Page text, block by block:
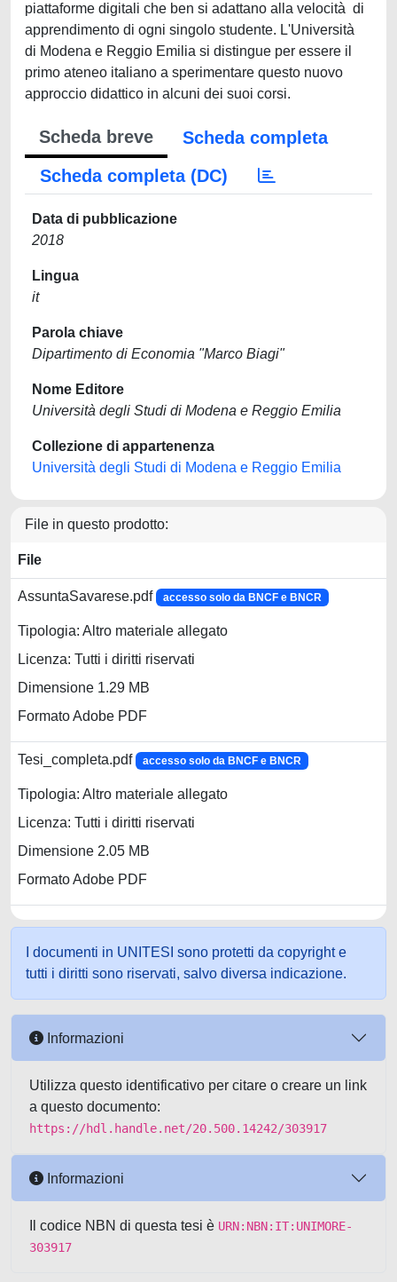
piattaforme digitali che ben si adattano alla velocità di
apprendimento di ogni singolo studente. L'Università
di Modena e Reggio Emilia si distingue per essere il
primo ateneo italiano a sperimentare questo nuovo
approccio didattico in alcuni dei suoi corsi.
Scheda breve
Scheda completa
Scheda completa (DC)
Data di pubblicazione
2018
Lingua
it
Parola chiave
Dipartimento di Economia "Marco Biagi"
Nome Editore
Università degli Studi di Modena e Reggio Emilia
Collezione di appartenenza
Università degli Studi di Modena e Reggio Emilia
File in questo prodotto:
File
AssuntaSavarese.pdf accesso solo da BNCF e BNCR
Tipologia: Altro materiale allegato
Licenza: Tutti i diritti riservati
Dimensione 1.29 MB
Formato Adobe PDF
Tesi_completa.pdf accesso solo da BNCF e BNCR
Tipologia: Altro materiale allegato
Licenza: Tutti i diritti riservati
Dimensione 2.05 MB
Formato Adobe PDF
I documenti in UNITESI sono protetti da copyright e
tutti i diritti sono riservati, salvo diversa indicazione.
Informazioni
Utilizza questo identificativo per citare o creare un link
a questo documento:
https://hdl.handle.net/20.500.14242/303917
Informazioni
Il codice NBN di questa tesi è URN:NBN:IT:UNIMORE-
303917